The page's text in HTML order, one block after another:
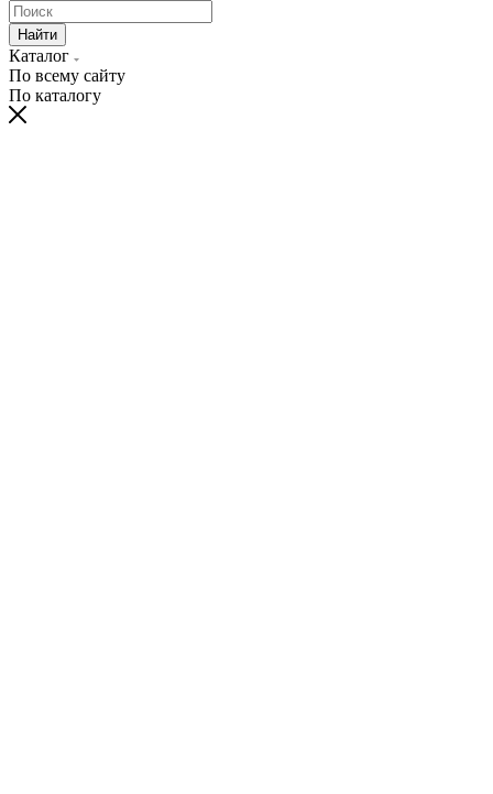
Найти
Каталог
По всему сайту
По каталогу